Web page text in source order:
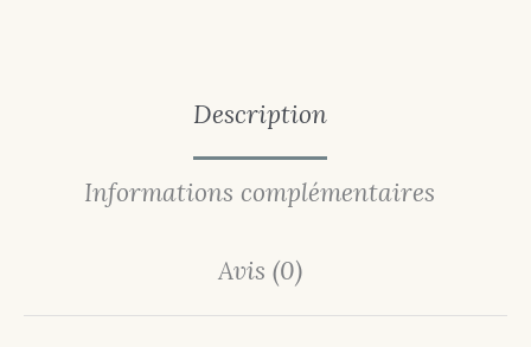
Description
Informations complémentaires
Avis (0)